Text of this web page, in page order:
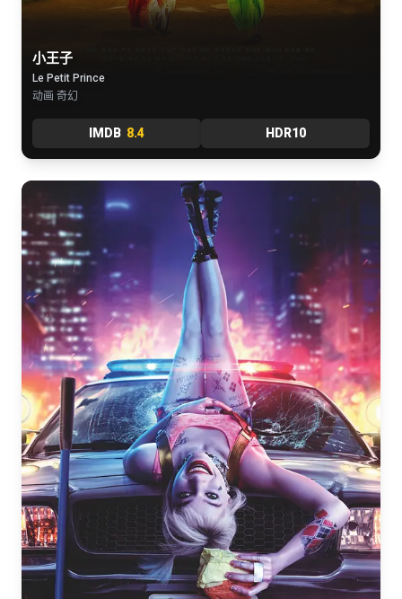
小王子
Le Petit Prince
动画 奇幻
IMDB 8.4 HDR10